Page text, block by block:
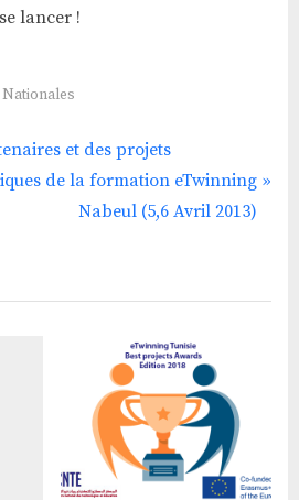
lancer !
et des projets
de la formation eTwinning
Nabeul (5,6 Avril 2013)